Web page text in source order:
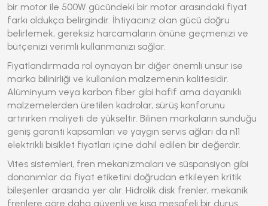
bir motor ile 500W gücündeki bir motor arasındaki fiyat
farkı oldukça belirgindir. İhtiyacınız olan gücü doğru
belirlemek, gereksiz harcamaların önüne geçmenizi ve
bütçenizi verimli kullanmanızı sağlar.
Fiyatlandırmada rol oynayan bir diğer önemli unsur ise
marka bilinirliği ve kullanılan malzemenin kalitesidir.
Alüminyum veya karbon fiber gibi hafif ama dayanıklı
malzemelerden üretilen kadrolar, sürüş konforunu
artırırken maliyeti de yükseltir. Bilinen markaların sunduğu
geniş garanti kapsamları ve yaygın servis ağları da n11
elektrikli bisiklet fiyatları içine dahil edilen bir değerdir.
Vites sistemleri, fren mekanizmaları ve süspansiyon gibi
donanımlar da fiyat etiketini doğrudan etkileyen kritik
bileşenler arasında yer alır. Hidrolik disk frenler, mekanik
frenlere göre daha güvenli ve kısa mesafeli bir duruş